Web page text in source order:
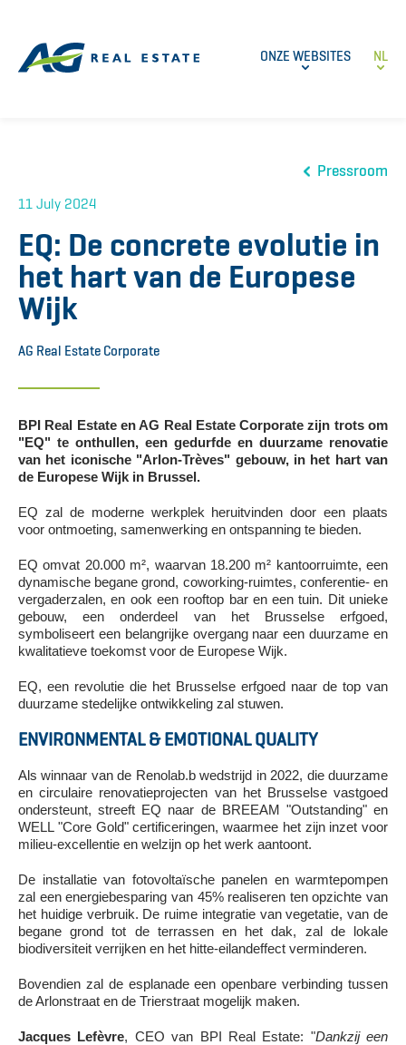
ONZE WEBSITES NL
Pressroom
11 July 2024
EQ: De concrete evolutie in
het hart van de Europese
Wijk
AG Real Estate Corporate
BPI Real Estate en AG Real Estate Corporate zijn trots om
"EQ" te onthullen, een gedurfde en duurzame renovatie
van het iconische "Arlon-Trèves" gebouw, in het hart van
de Europese Wijk in Brussel.
EQ zal de moderne werkplek heruitvinden door een plaats
voor ontmoeting, samenwerking en ontspanning te bieden.
EQ omvat 20.000 m², waarvan 18.200 m² kantoorruimte, een
dynamische begane grond, coworking-ruimtes, conferentie- en
vergaderzalen, en ook een rooftop bar en een tuin. Dit unieke
gebouw, een onderdeel van het Brusselse erfgoed,
symboliseert een belangrijke overgang naar een duurzame en
kwalitatieve toekomst voor de Europese Wijk.
EQ, een revolutie die het Brusselse erfgoed naar de top van
duurzame stedelijke ontwikkeling zal stuwen.
ENVIRONMENTAL & EMOTIONAL QUALITY
Als winnaar van de Renolab.b wedstrijd in 2022, die duurzame
en circulaire renovatieprojecten van het Brusselse vastgoed
ondersteunt, streeft EQ naar de BREEAM "Outstanding" en
WELL "Core Gold" certificeringen, waarmee het zijn inzet voor
milieu-excellentie en welzijn op het werk aantoont.
De installatie van fotovoltaïsche panelen en warmtepompen
zal een energiebesparing van 45% realiseren ten opzichte van
het huidige verbruik. De ruime integratie van vegetatie, van de
begane grond tot de terrassen en het dak, zal de lokale
biodiversiteit verrijken en het hitte-eilandeffect verminderen.
Bovendien zal de esplanade een openbare verbinding tussen
de Arlonstraat en de Trierstraat mogelijk maken.
Jacques Lefèvre, CEO van BPI Real Estate: "Dankzij een